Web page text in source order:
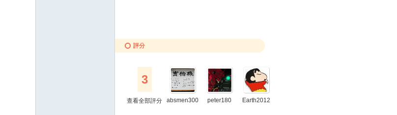
評分
3
查看全部評分
absmen300
peter180 Earth2012